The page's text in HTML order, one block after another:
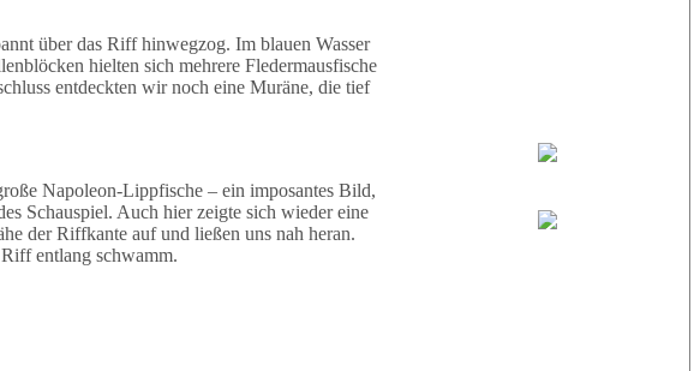
über das Riff hinwegzog. Im blauen Wasser
hielten sich mehrere Fledermausfische
entdeckten wir noch eine Muräne, die tief
Napoleon-Lippfische – ein imposantes Bild,
Schauspiel. Auch hier zeigte sich wieder eine
der Riffkante auf und ließen uns nah heran.
entlang schwamm.